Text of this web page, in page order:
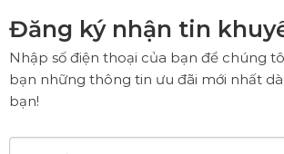
Đăng ký nhận tin
Nhập số điện thoại của bạn để chúng
bạn những thông tin ưu đãi mới nhất
bạn!